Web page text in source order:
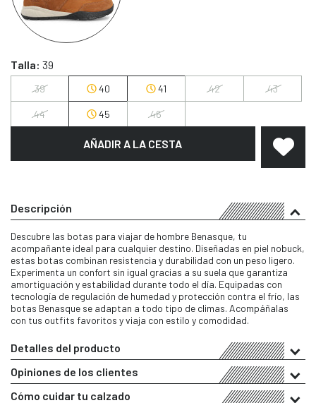
Talla: 39
39 40 41 42 43
44 45 46
AÑADIR A LA CESTA
Descripción
Descubre las botas para viajar de hombre Benasque, tu
acompañante ideal para cualquier destino. Diseñadas en piel nobuck,
estas botas combinan resistencia y durabilidad con un peso ligero.
Experimenta un confort sin igual gracias a su suela que garantiza
amortiguación y estabilidad durante todo el día. Equipadas con
tecnología de regulación de humedad y protección contra el frío, las
botas Benasque se adaptan a todo tipo de climas. Acompáñalas
con tus outfits favoritos y viaja con estilo y comodidad.
Detalles del producto
Opiniones de los clientes
Cómo cuidar tu calzado